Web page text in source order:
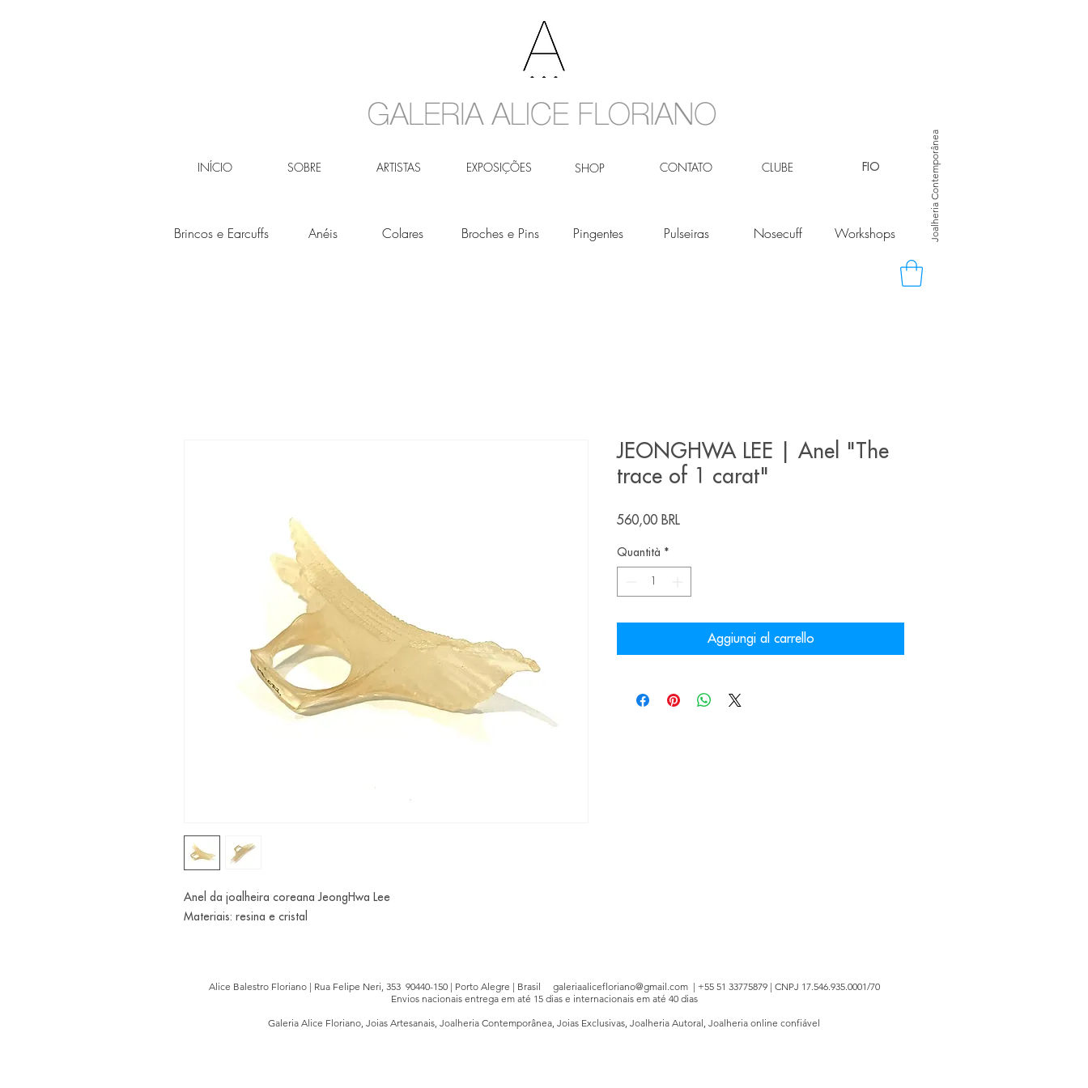
INÍCIO SOBRE ARTISTAS EXPOSIÇÕES SHOP CONTATO CLUBE Joalheria Contemporânea
FIO
Brincos e Earcuffs Anéis Colares Broches e Pins Pingentes Pulseiras Nosecuff Workshops
Anel da joalheira coreana JeongHwa Lee
Materiais: resina e cristal
JEONGHWA LEE | Anel "The
trace of 1 carat"
560,00 BRLPrezzo
Quantità *
Aggiungi al carrello
Alice Balestro Floriano | Rua Felipe Neri, 353 90440-150 | Porto Alegre | Brasil galeriaalicefloriano@gmail.com| +55 51 33775879 | CNPJ 17.546.935.0001/70
Envios nacionais entrega em até 15 dias e internacionais em até 40 dias
Galeria Alice Floriano, Joias Artesanais, Joalheria Contemporânea, Joias Exclusivas, Joalheria Autoral, Joalheria online confiável